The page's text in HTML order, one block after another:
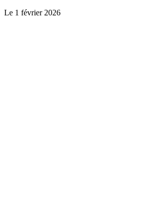
Le 1 février 2026